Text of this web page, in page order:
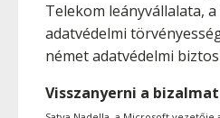
Telekom leányvállalata, a
adatvédelmi
német adatvédelmi
Visszanyerni a bizalmat